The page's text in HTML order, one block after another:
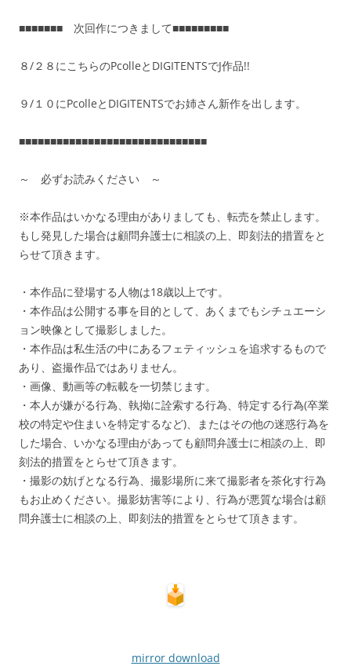
■■■■■■■ 次回作につきまして■■■■■■■■■
８/２８にこちらのPcolleとDIGITENTSでJ作品!!
９/１０にPcolleとDIGITENTSでお姉さん新作を出します。
■■■■■■■■■■■■■■■■■■■■■■■■■■■■■■
～ 必ずお読みください ～
※本作品はいかなる理由がありましても、転売を禁止します。
もし発見した場合は顧問弁護士に相談の上、即刻法的措置をと
らせて頂きます。
・本作品に登場する人物は18歳以上です。
・本作品は公開する事を目的として、あくまでもシチュエーシ
ョン映像として撮影しました。
・本作品は私生活の中にあるフェティッシュを追求するもので
あり、盗撮作品ではありません。
・画像、動画等の転載を一切禁じます。
・本人が嫌がる行為、執拗に詮索する行為、特定する行為(卒業
校の特定や住まいを特定するなど)、またはその他の迷惑行為を
した場合、いかなる理由があっても顧問弁護士に相談の上、即
刻法的措置をとらせて頂きます。
・撮影の妨げとなる行為、撮影場所に来て撮影者を茶化す行為
もお止めください。撮影妨害等により、行為が悪質な場合は顧
問弁護士に相談の上、即刻法的措置をとらせて頂きます。
mirror download